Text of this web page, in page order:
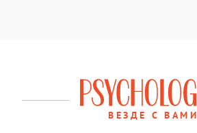
ВЕЗДЕ С ВАМИ